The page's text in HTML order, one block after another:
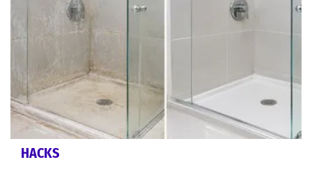
HACKS